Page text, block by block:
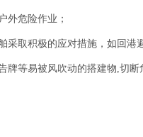
危险作业；
取积极的应对措施，如回港
等易被风吹动的搭建物,切断